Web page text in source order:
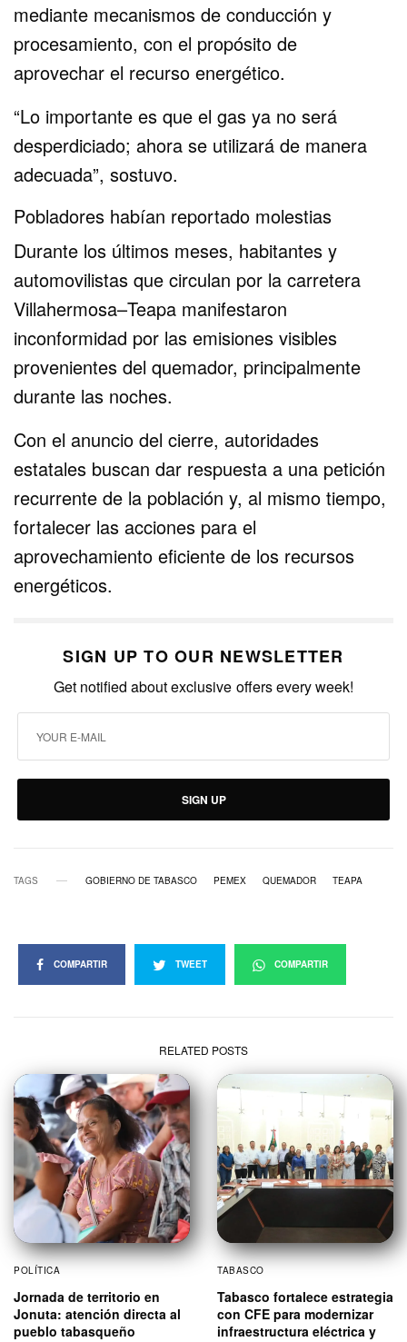
mediante mecanismos de conducción y
procesamiento, con el propósito de
aprovechar el recurso energético.
“Lo importante es que el gas ya no será
desperdiciado; ahora se utilizará de manera
adecuada”, sostuvo.
Pobladores habían reportado molestias
Durante los últimos meses, habitantes y
automovilistas que circulan por la carretera
Villahermosa–Teapa manifestaron
inconformidad por las emisiones visibles
provenientes del quemador, principalmente
durante las noches.
Con el anuncio del cierre, autoridades
estatales buscan dar respuesta a una petición
recurrente de la población y, al mismo tiempo,
fortalecer las acciones para el
aprovechamiento eficiente de los recursos
energéticos.
SIGN UP TO OUR NEWSLETTER
Get notified about exclusive offers every week!
SIGN UP
TAGS GOBIERNO DE TABASCO PEMEX QUEMADOR TEAPA
COMPARTIR TWEET COMPARTIR
RELATED POSTS
POLÍTICA
Jornada de territorio en
Jonuta: atención directa al
pueblo tabasqueño
TABASCO
Tabasco fortalece estrategia
con CFE para modernizar
infraestructura eléctrica y